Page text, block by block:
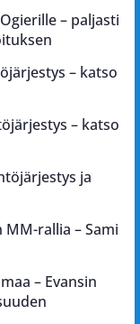
– paljasti
– katso
– katso
ja
rallia – Sami
– Evansin